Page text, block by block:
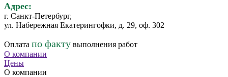
Адрес:
г. Санкт-Петербург,
ул. Набережная Екатерингофки, д. 29, оф. 302
Оплата по факту выполнения работ
О компании
Цены
О компании